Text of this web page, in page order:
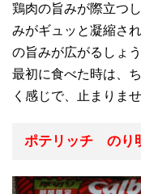
鶏肉の旨みが際立つ
みがギュッと凝縮さ
の旨みが広がるしょう
最初に食べた時は、
く感じで、止まりま
ポテリッチ のり